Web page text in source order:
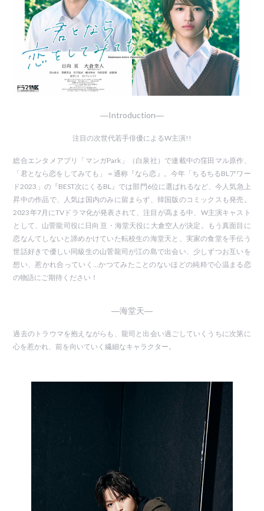
―Introduction―
注目の次世代若手俳優によるW主演!!
総合エンタメアプリ「マンガPark」（白泉社）で連載中の窪田マル原作、
「君となら恋をしてみても」＝通称『なら恋』。今年「ちるちるBLアワー
ド2023」の『BEST次にくるBL』では部門6位に選ばれるなど、今人気急上
昇中の作品で、人気は国内のみに留まらず、韓国版のコミックスも発売。
2023年7月にTVドラマ化が発表されて、注目が高まる中、W主演キャスト
として、山菅龍司役に日向 亘・海堂天役に大倉空人が決定。もう真面目に
恋なんてしないと諦めかけていた転校生の海堂天と、実家の食堂を手伝う
世話好きで優しい同級生の山菅龍司が江の島で出会い、少しずつお互いを
想い、惹かれ合っていく…かつてみたことのないほどの純粋で心温まる恋
の物語にご期待ください！
―海堂天―
過去のトラウマを抱えながらも、龍司と出会い過ごしていくうちに次第に
心を惹かれ、前を向いていく繊細なキャラクター。